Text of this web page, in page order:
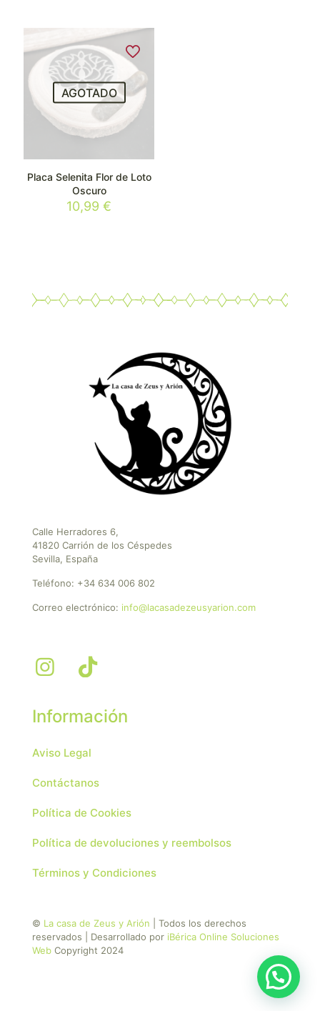
AGOTADO
Placa Selenita Flor de Loto
Oscuro
10,99€
Calle Herradores 6,
41820 Carrión de los Céspedes
Sevilla, España
Teléfono: +34 634 006 802
Correo electrónico: info@lacasadezeusyarion.com
Información
Aviso Legal
Contáctanos
Política de Cookies
Política de devoluciones y reembolsos
Términos y Condiciones
© La casa de Zeus y Arión | Todos los derechos
reservados | Desarrollado por iBérica Online Soluciones
Web Copyright 2024